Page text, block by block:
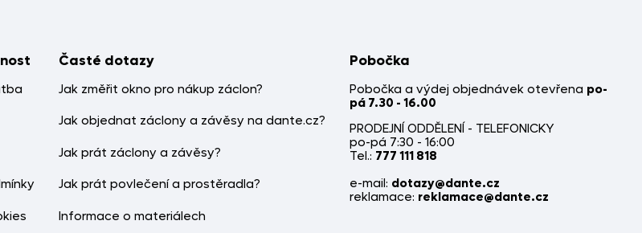
Časté dotazy
Jak změřit okno pro nákup záclon?
Jak objednat záclony a závěsy na dante.cz?
Jak prát záclony a závěsy?
Jak prát povlečení a prostěradla?
Informace o materiálech
Pobočka
Pobočka a výdej objednávek otevřena po-
pá 7.30 - 16.00
PRODEJNÍ ODDĚLENÍ - TELEFONICKY
po-pá 7:30 - 16:00
Tel.: 777 111 818
e-mail: dotazy@dante.cz
reklamace: reklamace@dante.cz